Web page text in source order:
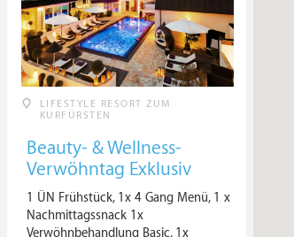
LIFESTYLE RESORT ZUM
KURFÜRSTEN
Beauty- & Wellness-
Verwöhntag Exklusiv
1 ÜN Frühstück, 1x 4 Gang Menü, 1 x
Nachmittagssnack 1x
Verwöhnbehandlung Basic, 1x